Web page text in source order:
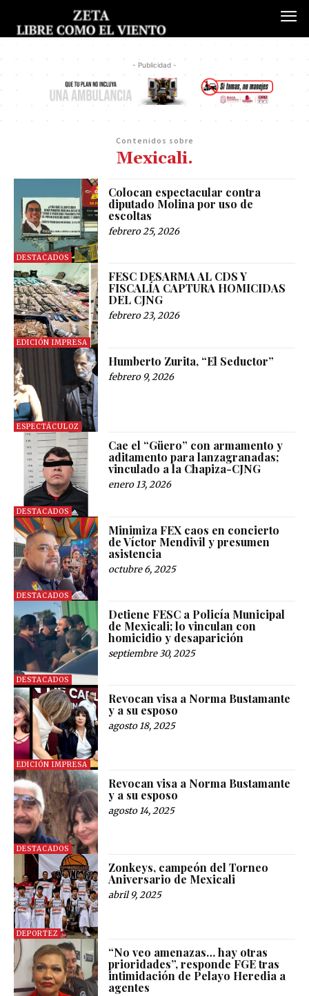
- Publicidad -
Contenidos sobre
Mexicali.
DESTACADOS
Colocan espectacular contra
diputado Molina por uso de
escoltas
febrero 25, 2026
EDICIÓN IMPRESA
FESC DESARMA AL CDS Y
FISCALÍA CAPTURA HOMICIDAS
DEL CJNG
febrero 23, 2026
ESPECTÁCULOZ
Humberto Zurita, “El Seductor”
febrero 9, 2026
DESTACADOS
Cae el “Güero” con armamento y
aditamento para lanzagranadas;
vinculado a la Chapiza-CJNG
enero 13, 2026
DESTACADOS
Minimiza FEX caos en concierto
de Víctor Mendivil y presumen
asistencia
octubre 6, 2025
DESTACADOS
Detiene FESC a Policía Municipal
de Mexicali; lo vinculan con
homicidio y desaparición
septiembre 30, 2025
EDICIÓN IMPRESA
Revocan visa a Norma Bustamante
y a su esposo
agosto 18, 2025
DESTACADOS
Revocan visa a Norma Bustamante
y a su esposo
agosto 14, 2025
DEPORTEZ
Zonkeys, campeón del Torneo
Aniversario de Mexicali
abril 9, 2025
“No veo amenazas… hay otras
prioridades”, responde FGE tras
intimidación de Pelayo Heredia a
agentes